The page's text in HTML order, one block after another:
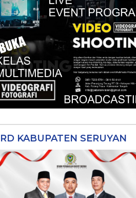
KABUPATEN SERUYAN